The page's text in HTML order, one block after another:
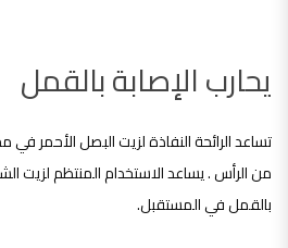
يحارب الإصابة بالقمل
تساعد الرائحة النفاذة لزيت البصل الأحمر في
من الرأس . يساعد الاستخدام المنتظم لزيت
بالقمل في المستقبل.